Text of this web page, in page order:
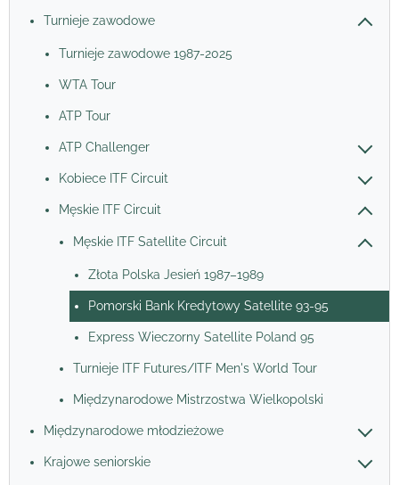
Turnieje zawodowe
Turnieje zawodowe 1987-2025
WTA Tour
ATP Tour
ATP Challenger
Kobiece ITF Circuit
Męskie ITF Circuit
Męskie ITF Satellite Circuit
Złota Polska Jesień 1987–1989
Pomorski Bank Kredytowy Satellite 93-95
Express Wieczorny Satellite Poland 95
Turnieje ITF Futures/ITF Men's World Tour
Międzynarodowe Mistrzostwa Wielkopolski
Międzynarodowe młodzieżowe
Krajowe seniorskie